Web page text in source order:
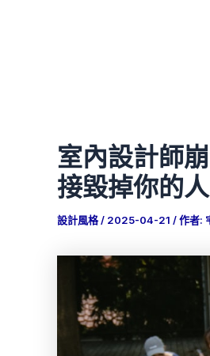
室內設計師
接毀掉你的人
設計風格/ 2025-04-21 / 作者: